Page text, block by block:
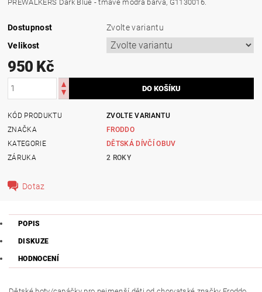
PREWALKERS Dark Blue - tmavě modrá barva, G1130016.
Dostupnost
Zvolte variantu
Velikost
950 Kč
KÓD PRODUKTU
ZVOLTE VARIANTU
ZNAČKA
FRODDO
KATEGORIE
DĚTSKÁ DÍVČÍ OBUV
ZÁRUKA
2 ROKY
Dotaz
POPIS
DISKUZE
HODNOCENÍ